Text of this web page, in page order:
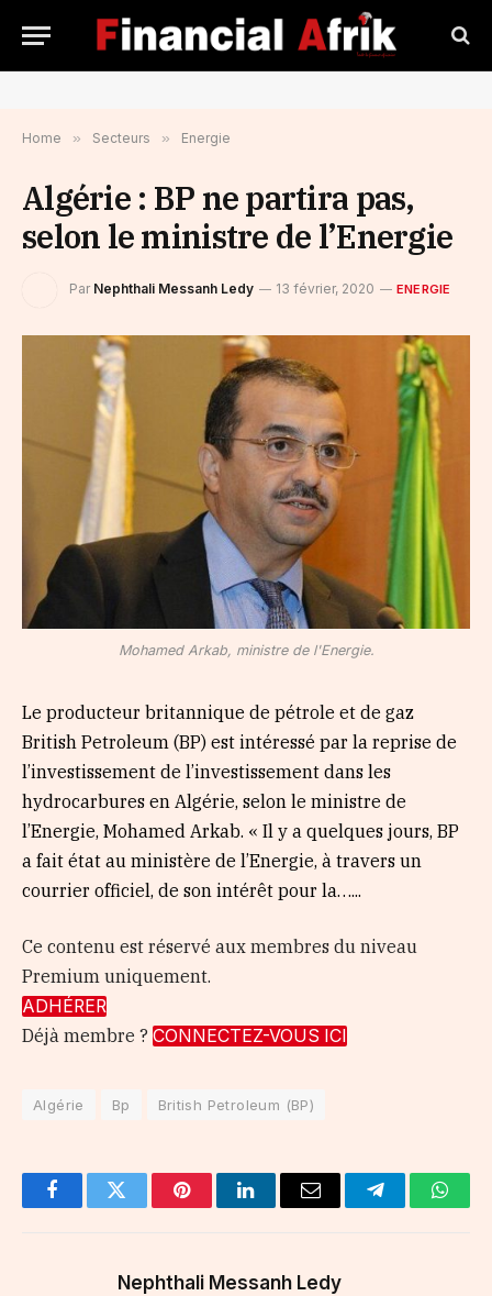
Home » Secteurs » Energie
Algérie : BP ne partira pas,
selon le ministre de l’Energie
Par Nephthali Messanh Ledy 13 février, 2020 ENERGIE
Mohamed Arkab, ministre de l'Energie.
Le producteur britannique de pétrole et de gaz
British Petroleum (BP) est intéressé par la reprise de
l’investissement de l’investissement dans les
hydrocarbures en Algérie, selon le ministre de
l’Energie, Mohamed Arkab. « Il y a quelques jours, BP
a fait état au ministère de l’Energie, à travers un
courrier officiel, de son intérêt pour la…...
Ce contenu est réservé aux membres du niveau
Premium uniquement.
ADHÉRER
Déjà membre ? CONNECTEZ-VOUS ICI
Algérie Bp British Petroleum (BP)
FacebookTwitter PinterestLinkedInEmail Telegram
Nephthali Messanh Ledy